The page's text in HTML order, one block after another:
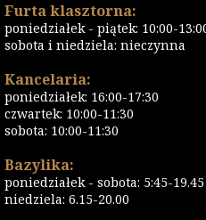
Furta klasztorna:
poniedziałek - piątek: 10:00-
sobota i niedziela: nieczynna
Kancelaria:
poniedziałek: 16:00-17:30
czwartek: 10:00-11:30
sobota: 10:00-11:30
Bazylika:
poniedziałek - sobota: 5:45-19.45
niedziela: 6.15-20.00